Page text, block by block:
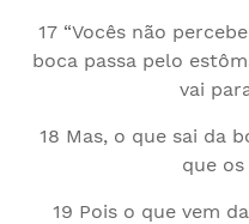
17 “Vocês não
boca passa pelo
vai
18 Mas, o que sai da
que
19 Pois o que vem